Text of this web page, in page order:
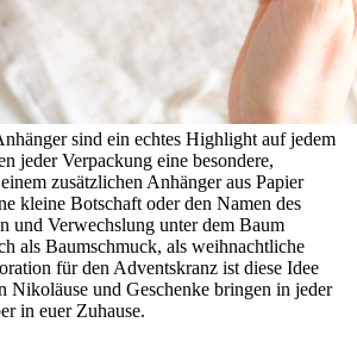
sind ein echtes Highlight auf jedem
jeder Verpackung eine besondere,
zusätzlichen Anhänger aus Papier
kleine Botschaft oder den Namen des
und Verwechslung unter dem Baum
als Baumschmuck, als weihnachtliche
für den Adventskranz ist diese Idee
Nikoläuse und Geschenke bringen in jeder
in euer Zuhause.